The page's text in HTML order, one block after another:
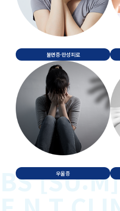
불면증·만성피로
우울증
BS [SU:M]